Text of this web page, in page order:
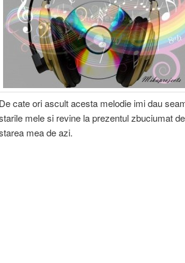
De cate ori ascult acesta melodie imi dau
mele si revine la prezentul zbuciumat
mea de azi.